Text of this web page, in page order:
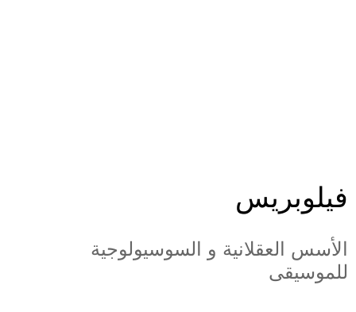
فيلوبريس
الأسس العقلانية و السوسيولوجية
للموسيقى